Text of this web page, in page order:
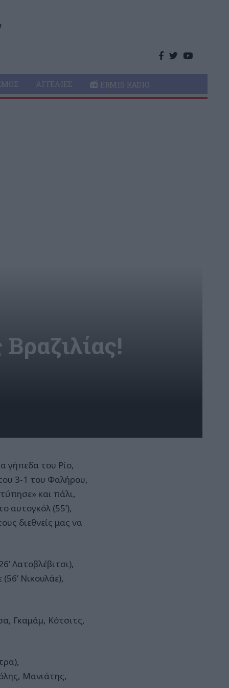
ΑΓΓΕΛΊΕΣ ERMIS RADIO
γήπεδα του Ρίο,
3-1 του Φαλήρου,
και πάλι,
αυτογκόλ (55’),
διεθνείς μας να
Λατοβλέβιτσι),
Νικουλάε),
Γκαμάμ, Κότσιτς,
Μανιάτης,